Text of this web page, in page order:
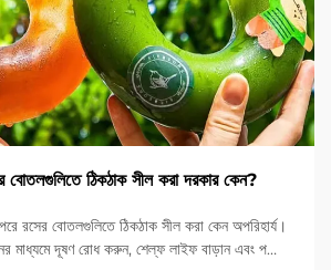
বোতলগুলিতে ঠিকঠাক সীল করা দরকার কেন?
রসের বোতলগুলিতে ঠিকঠাক সীল করা কেন অপরিহার্য।
মাধ্যমে দূষণ রোধ করুন, শেল্ফ লাইফ বাড়ান এবং পণ্যের